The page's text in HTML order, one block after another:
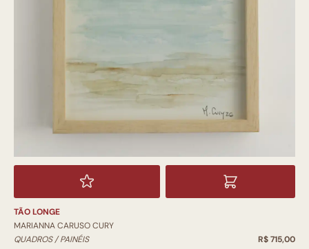
TÃO LONGE
MARIANNA CARUSO CURY
QUADROS / PAINÉIS
R$ 715,00